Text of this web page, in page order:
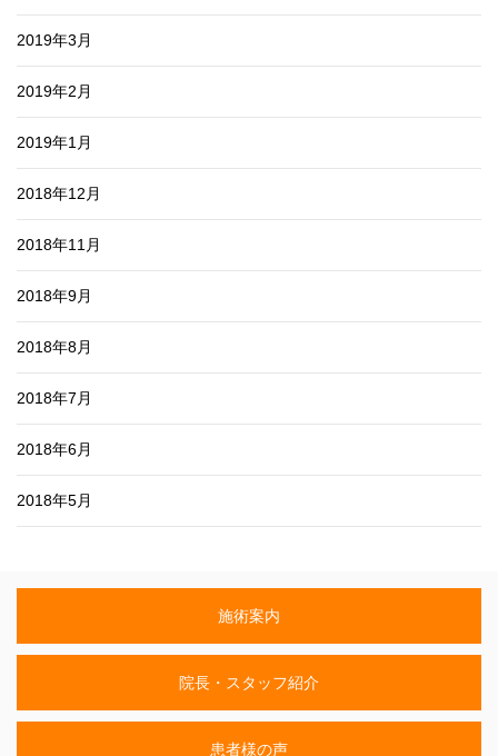
2019年3月
2019年2月
2019年1月
2018年12月
2018年11月
2018年9月
2018年8月
2018年7月
2018年6月
2018年5月
施術案内
院長・スタッフ紹介
患者様の声